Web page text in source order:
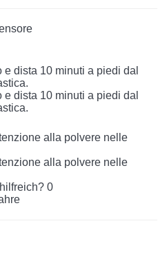
dista 10 minuti a piedi dal
dista 10 minuti a piedi dal
alla polvere nelle
alla polvere nelle
0